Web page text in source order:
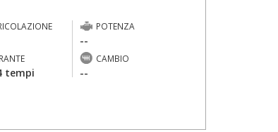
POTENZA
--
tempi
CAMBIO
--